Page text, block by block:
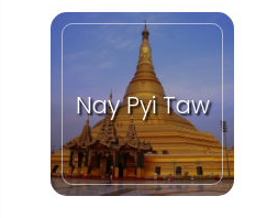
Nay Pyi Taw